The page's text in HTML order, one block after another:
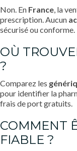
Non. En France, la
prescription. Aucun
sécurisé ou conforme.
OÙ
?
Comparez les
pour identifier la
frais de port gratuits.
COMMENT
FIABLE ?